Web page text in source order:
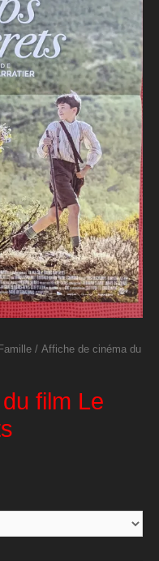
Famille / Affiche de cinéma du
film Le